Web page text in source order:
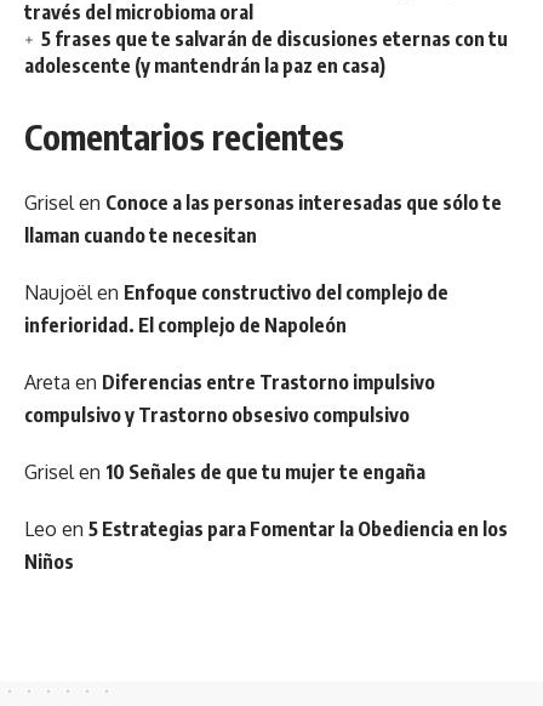
través del microbioma oral
5 frases que te salvarán de discusiones eternas con tu
adolescente (y mantendrán la paz en casa)
Comentarios recientes
Griselen Conoce a las personas interesadas que sólo te
llaman cuando te necesitan
Naujoëlen Enfoque constructivo del complejo de
inferioridad. El complejo de Napoleón
Areta en Diferencias entre Trastorno impulsivo
compulsivo y Trastorno obsesivo compulsivo
Griselen 10 Señales de que tu mujer te engaña
Leo en 5 Estrategias para Fomentar la Obediencia en los
Niños